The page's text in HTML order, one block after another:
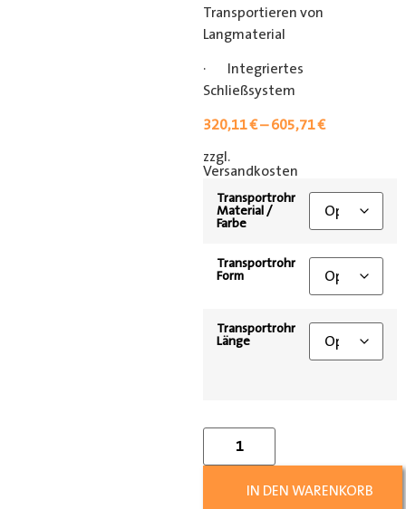
Transportieren von
Langmaterial
· Integriertes
Schließsystem
320,11€–605,71€
zzgl.
Versandkosten
Transportrohr
Material /
Farbe
Transportrohr
Form
Transportrohr
Länge
IN DEN WARENKORB